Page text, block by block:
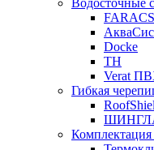
Водосточные
FARACS
Docke
ТН
Verat
Гибкая